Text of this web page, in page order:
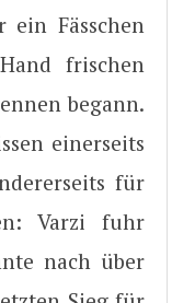
ein Fässchen
frischen
begann.
einerseits
für
Varzi fuhr
nach über